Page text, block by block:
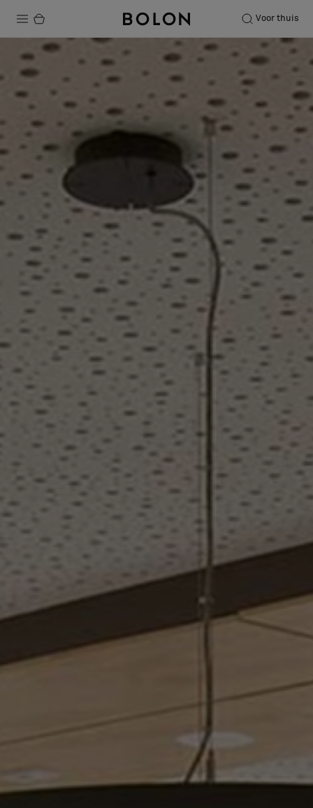
Voor thuis
Producten
Projecten
Duurzaamheid
Installatie
Onderhoud
Samenwerkingen met Designers
Over ons
FAQ
Contact
Pattern Tile Tool